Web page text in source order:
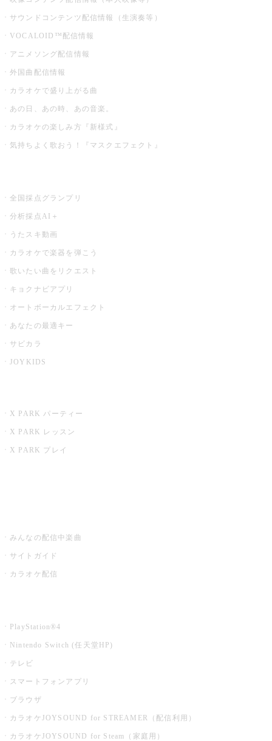
サウンドコンテンツ配信情報（生演奏等）
VOCALOID™配信情報
アニメソング配信情報
外国曲配信情報
カラオケで盛り上がる曲
あの日、あの時、あの音楽。
カラオケの楽しみ方『新様式』
気持ちよく歌おう！『マスクエフェクト』
全国採点グランプリ
分析採点AI＋
うたスキ動画
カラオケで楽器を弾こう
歌いたい曲をリクエスト
キョクナビアプリ
オートボーカルエフェクト
あなたの最適キー
サビカラ
JOYKIDS
X PARK パーティー
X PARK レッスン
X PARK プレイ
みんなの配信中楽曲
サイトガイド
カラオケ配信
PlayStation®4
Nintendo Switch (任天堂HP)
テレビ
スマートフォンアプリ
ブラウザ
カラオケJOYSOUND for STREAMER（配信利用）
カラオケJOYSOUND for Steam（家庭用）